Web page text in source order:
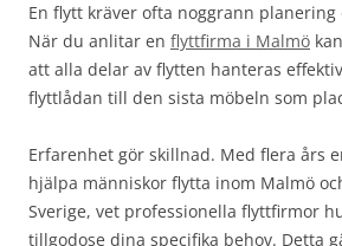
En flytt kräver ofta noggrann
När du anlitar en flyttfirma i Malmö
att alla delar av flytten hanteras
flyttlådan till den sista möbeln som
Erfarenhet gör skillnad. Med flera års
hjälpa människor flytta inom Malmö
Sverige, vet professionella flyttfirmor
tillgodose dina specifika behov. Detta